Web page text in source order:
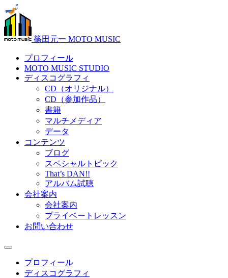
篠田元一 MOTO MUSIC
プロフィール
MOTO MUSIC STUDIO
ディスコグラフィ
CD（オリジナル）
CD（参加作品）
書籍
マルチメディア
データ
コンテンツ
ブログ
スペシャルトピック
That’s DAN!!
アルバム試聴
会社案内
会社案内
プライベートレッスン
お問い合わせ
プロフィール
ディスコグラフィ